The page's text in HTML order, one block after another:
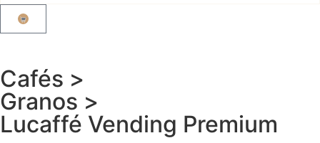
Cafés >
Granos >
Lucaffé Vending Premium